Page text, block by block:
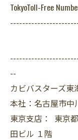
TokyoToll-Free
--
カビバスターズ
本社：名古屋市中
東京支店： 東京
田ビル １階